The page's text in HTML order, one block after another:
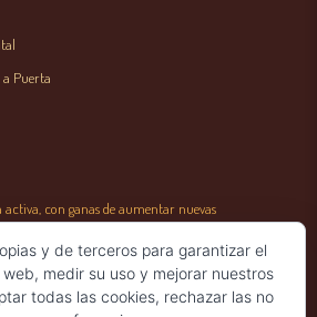
Puerta
activa, con ganas de aumentar nuevas
que nos basamos en un modelo
bajo los principios de la economía social,
y de terceros para garantizar el
medir su uso y mejorar nuestros
todas las cookies, rechazar las no